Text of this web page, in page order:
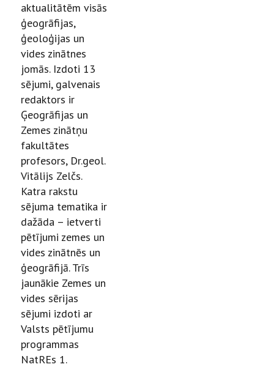
aktualitātēm visās
ģeogrāfijas,
ģeoloģijas un
vides zinātnes
jomās. Izdoti 13
sējumi, galvenais
redaktors ir
Ģeogrāfijas un
Zemes zinātņu
fakultātes
profesors, Dr.geol.
Vitālijs Zelčs.
Katra rakstu
sējuma tematika ir
dažāda – ietverti
pētījumi zemes un
vides zinātnēs un
ģeogrāfijā. Trīs
jaunākie Zemes un
vides sērijas
sējumi izdoti ar
Valsts pētījumu
programmas
NatREs 1.